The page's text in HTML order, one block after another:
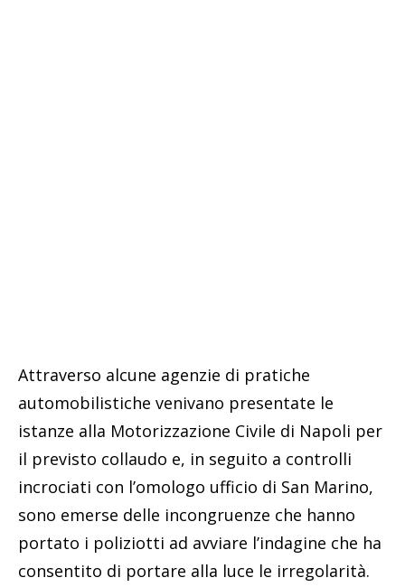
Attraverso alcune agenzie di pratiche
automobilistiche venivano presentate le
istanze alla Motorizzazione Civile di Napoli per
il previsto collaudo e, in seguito a controlli
incrociati con l’omologo ufficio di San Marino,
sono emerse delle incongruenze che hanno
portato i poliziotti ad avviare l’indagine che ha
consentito di portare alla luce le irregolarità.